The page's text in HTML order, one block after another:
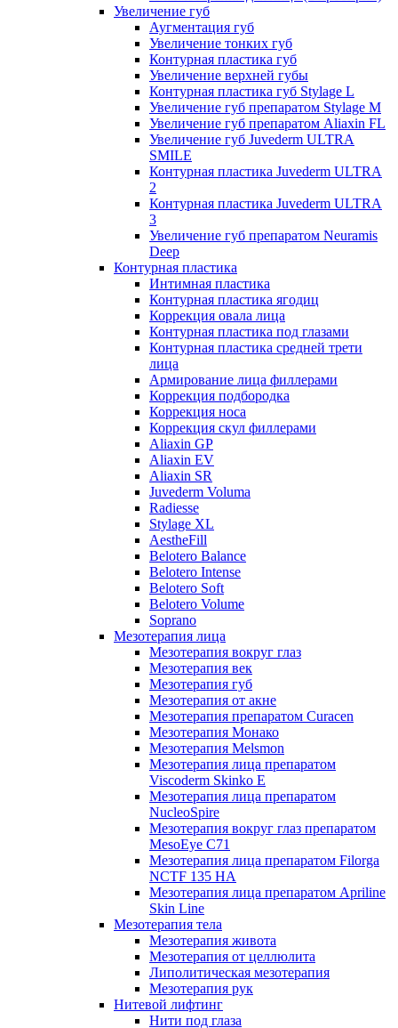
Увеличение губ
Аугментация губ
Увеличение тонких губ
Контурная пластика губ
Увеличение верхней губы
Контурная пластика губ Stylage L
Увеличение губ препаратом Stylage M
Увеличение губ препаратом Aliaxin FL
Увеличение губ Juvederm ULTRA
SMILE
Контурная пластика Juvederm ULTRA
2
Контурная пластика Juvederm ULTRA
3
Увеличение губ препаратом Neuramis
Deep
Контурная пластика
Интимная пластика
Контурная пластика ягодиц
Коррекция овала лица
Контурная пластика под глазами
Контурная пластика средней трети
лица
Армирование лица филлерами
Коррекция подбородка
Коррекция носа
Коррекция скул филлерами
Aliaxin GP
Aliaxin EV
Aliaxin SR
Juvederm Voluma
Radiesse
Stylage XL
AestheFill
Belotero Balance
Belotero Intense
Belotero Soft
Belotero Volume
Soprano
Мезотерапия лица
Мезотерапия вокруг глаз
Мезотерапия век
Мезотерапия губ
Мезотерапия от акне
Мезотерапия препаратом Curacen
Мезотерапия Монако
Мезотерапия Melsmon
Мезотерапия лица препаратом
Viscoderm Skinko E
Мезотерапия лица препаратом
NucleoSpire
Мезотерапия вокруг глаз препаратом
MesoEye С71
Мезотерапия лица препаратом Filorga
NCTF 135 HA
Мезотерапия лица препаратом Apriline
Skin Line
Мезотерапия тела
Мезотерапия живота
Мезотерапия от целлюлита
Липолитическая мезотерапия
Мезотерапия рук
Нитевой лифтинг
Нити под глаза